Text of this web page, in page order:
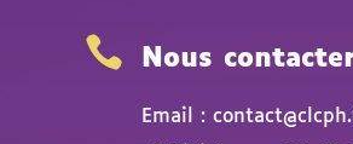
 Nous
Email :